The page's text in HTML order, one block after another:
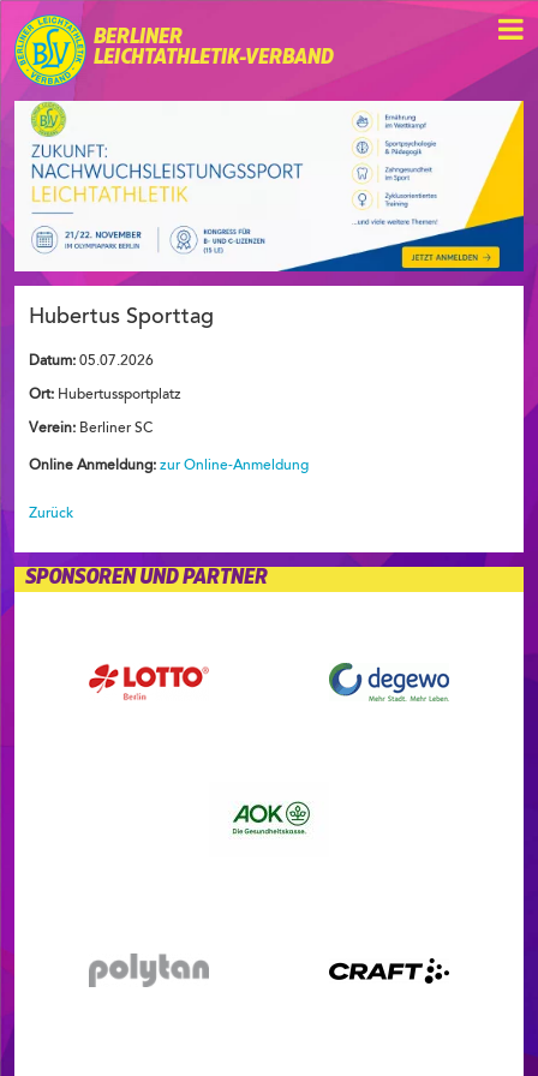
BERLINER
LEICHTATHLETIK-VERBAND
Hubertus Sporttag
Datum: 05.07.2026
Ort: Hubertussportplatz
Verein: Berliner SC
Online Anmeldung: zur Online-Anmeldung
Zurück
SPONSOREN UND PARTNER